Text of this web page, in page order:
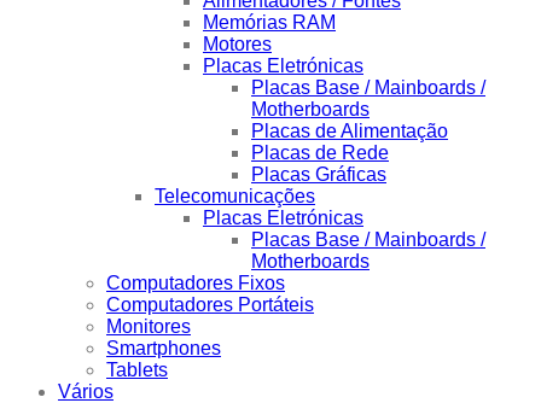
Memórias RAM
Motores
Placas Eletrónicas
Placas Base / Mainboards /
Motherboards
Placas de Alimentação
Placas de Rede
Placas Gráficas
Telecomunicações
Placas Eletrónicas
Placas Base / Mainboards /
Motherboards
Computadores Fixos
Computadores Portáteis
Monitores
Smartphones
Tablets
Vários